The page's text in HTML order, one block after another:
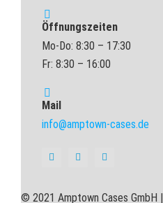
Öffnungszeiten
Mo-Do: 8:30 – 17:30
Fr: 8:30 – 16:00
Mail
info@amptown-cases.de
© 2021 Amptown Cases GmbH |